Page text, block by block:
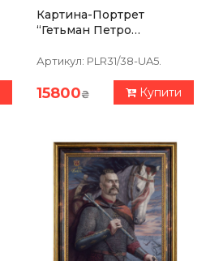
Картина-Портрет
“Гетьман Петро
Артикул: PLR31/38-UA5.
15800₴ Купити